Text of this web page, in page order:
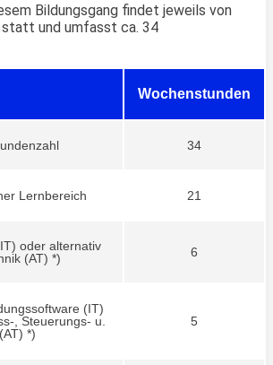
Bildungsgang findet jeweils von
und umfasst ca. 34
Wochenstunden
34
Lernbereich 21
oder alternativ
(AT) *)
6
(IT)
, Steuerungs- u.
*)
5